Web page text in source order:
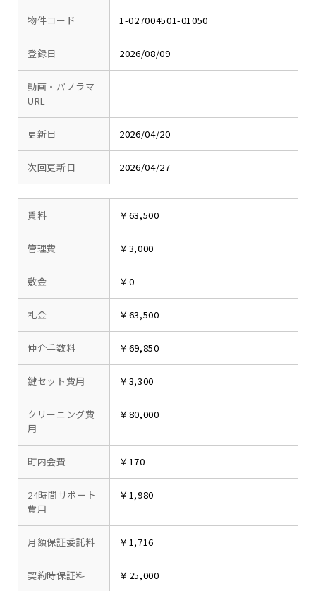
物件コード 1-027004501-01050
登録日 2026/08/09
動画・パノラマ
URL
更新日 2026/04/20
次回更新日 2026/04/27
賃料 ￥63,500
管理費 ￥3,000
敷金 ￥0
礼金 ￥63,500
仲介手数料 ￥69,850
鍵セット費用 ￥3,300
クリーニング費
用
￥80,000
町内会費 ￥170
24時間サポート
費用
￥1,980
月額保証委託料 ￥1,716
契約時保証料 ￥25,000